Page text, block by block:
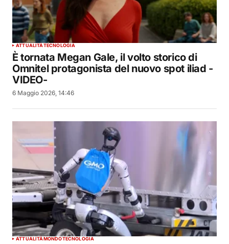
ATTUALITÀTECNOLOGIA
È tornata Megan Gale, il volto storico di
Omnitel protagonista del nuovo spot iliad -
VIDEO-
6 Maggio 2026, 14:46
ATTUALITÀMONDOTECNOLOGIA